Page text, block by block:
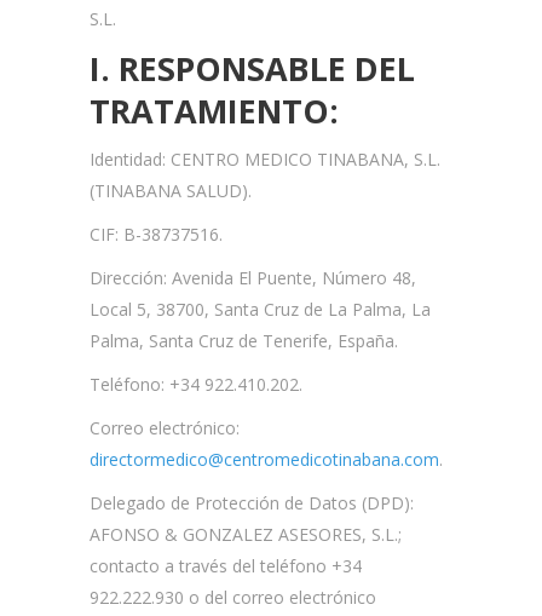
S.L.
I. RESPONSABLE DEL
TRATAMIENTO:
Identidad: CENTRO MEDICO TINABANA, S.L.
(TINABANA SALUD).
CIF: B-38737516.
Dirección: Avenida El Puente, Número 48,
Local 5, 38700, Santa Cruz de La Palma, La
Palma, Santa Cruz de Tenerife, España.
Teléfono: +34 922.410.202.
Correo electrónico:
directormedico@centromedicotinabana.com.
Delegado de Protección de Datos (DPD):
AFONSO & GONZALEZ ASESORES, S.L.;
contacto a través del teléfono +34
922.222.930 o del correo electrónico